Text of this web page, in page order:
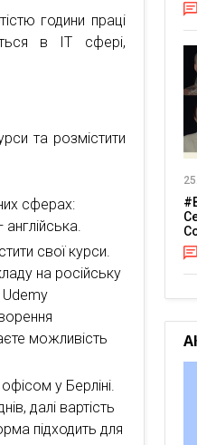
години праці
в IT сфері,
та розмістити
сферах:
свої курси.
на російську
Udemy
можливість
у Берліні.
далі вартість
підходить для